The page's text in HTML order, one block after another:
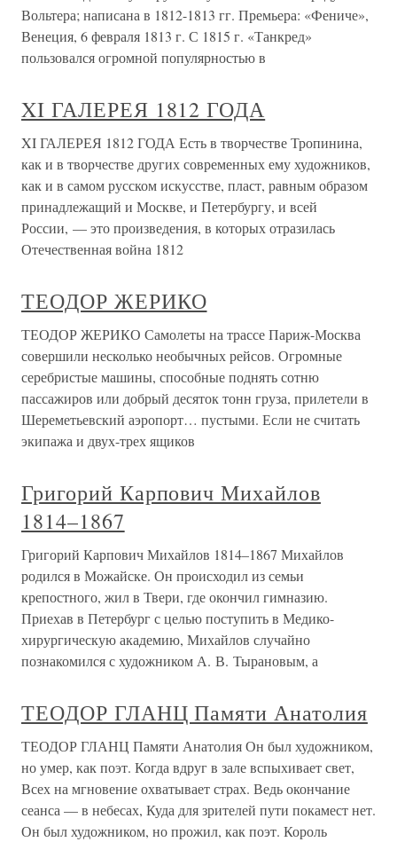
Вольтера; написана в 1812-1813 гг. Премьера: «Фениче»,
Венеция, 6 февраля 1813 г. С 1815 г. «Танкред»
пользовался огромной популярностью в
XI ГАЛЕРЕЯ 1812 ГОДА
XI ГАЛЕРЕЯ 1812 ГОДА Есть в творчестве Тропинина,
как и в творчестве других современных ему художников,
как и в самом русском искусстве, пласт, равным образом
принадлежащий и Москве, и Петербургу, и всей
России, — это произведения, в которых отразилась
Отечественная война 1812
ТЕОДОР ЖЕРИКО
ТЕОДОР ЖЕРИКО Самолеты на трассе Париж-Москва
совершили несколько необычных рейсов. Огромные
серебристые машины, способные поднять сотню
пассажиров или добрый десяток тонн груза, прилетели в
Шереметьевский аэропорт… пустыми. Если не считать
экипажа и двух-трех ящиков
Григорий Карпович Михайлов
1814–1867
Григорий Карпович Михайлов 1814–1867 Михайлов
родился в Можайске. Он происходил из семьи
крепостного, жил в Твери, где окончил гимназию.
Приехав в Петербург с целью поступить в Медико-
хирургическую академию, Михайлов случайно
познакомился с художником А. В. Тырановым, а
ТЕОДОР ГЛАНЦ Памяти Анатолия
ТЕОДОР ГЛАНЦ Памяти Анатолия Он был художником,
но умер, как поэт. Когда вдруг в зале вспыхивает свет,
Всех на мгновение охватывает страх. Ведь окончание
сеанса — в небесах, Куда для зрителей пути покамест нет.
Он был художником, но прожил, как поэт. Король